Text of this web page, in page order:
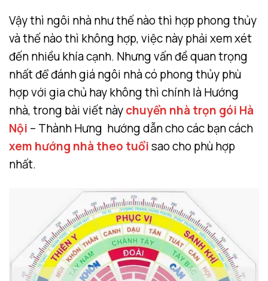
Vậy thì ngôi nhà như thế nào thì hợp phong thủy
và thế nào thì không hợp, việc này phải xem xét
đến nhiều khía cạnh. Nhưng vấn đề quan trọng
nhất để đánh giá ngôi nhà có phong thủy phù
hợp với gia chủ hay không thì chính là Hướng
nhà, trong bài viết nàychuyển nhà trọn gói Hà
Nội – Thành Hưng hướng dẫn cho các bạn cách
xem hướng nhà theo tuổisao cho phù hợp
nhất.